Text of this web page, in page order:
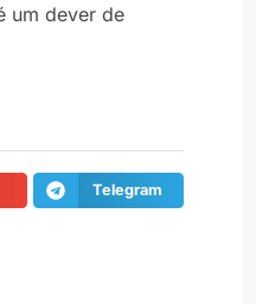
um dever de
Telegram